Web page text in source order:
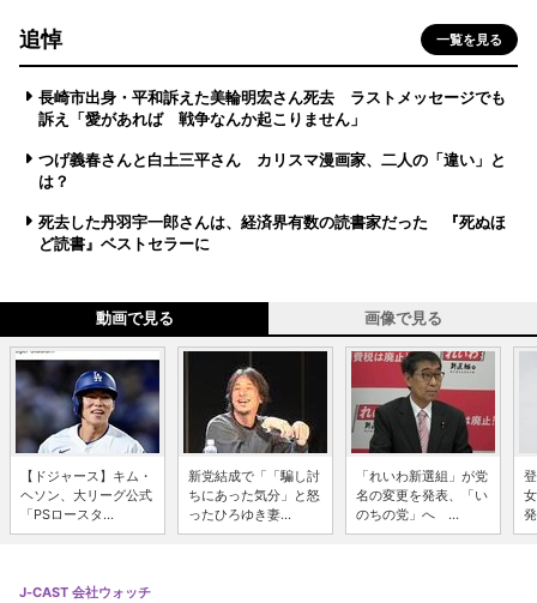
追悼 一覧を見る
長崎市出身・平和訴えた美輪明宏さん死去 ラストメッセージでも
訴え「愛があれば 戦争なんか起こりません」
つげ義春さんと白土三平さん カリスマ漫画家、二人の「違い」と
は？
死去した丹羽宇一郎さんは、経済界有数の読書家だった 『死ぬほ
ど読書』ベストセラーに
動画で見る 画像で見る
【ドジャース】キム・
ヘソン、大リーグ公式
「PSロースタ...
新党結成で「「騙し討
ちにあった気分」と怒
ったひろゆき妻...
「れいわ新選組」が党
名の変更を発表、「い
のちの党」へ ...
J-CAST 会社ウォッチ